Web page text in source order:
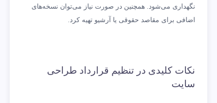
نگهداری می‌شود. همچنین در صورت نیاز می‌توان نسخه‌های
اضافی برای مقاصد حقوقی یا آرشیو تهیه کرد.
نکات کلیدی در تنظیم قرارداد طراحی
سایت